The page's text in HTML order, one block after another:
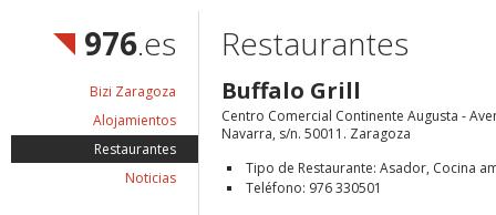
976.es
Bizi Zaragoza
Alojamientos
Restaurantes
Noticias
Restaurantes
Buffalo Grill
Centro Comercial Continente Augusta -
Navarra, s/n. 50011. Zaragoza
Tipo de Restaurante: Asador, Cocina
Teléfono: 976 330501